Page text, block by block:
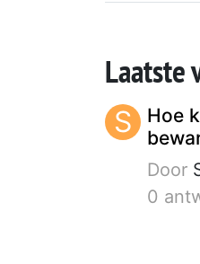
Laatste
S
Hoe
Door
0